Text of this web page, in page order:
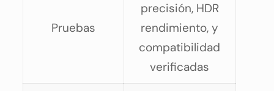
Pruebas
precisión, HDR
rendimiento, y
compatibilidad
verificadas